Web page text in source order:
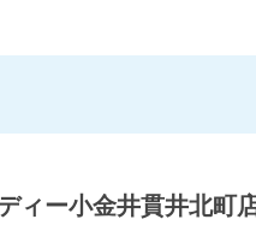
ィー小金井貫井北町